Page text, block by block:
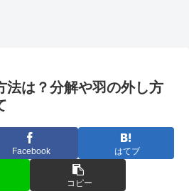
法は？分解や羽の外し方
Facebook はてブ
コピー